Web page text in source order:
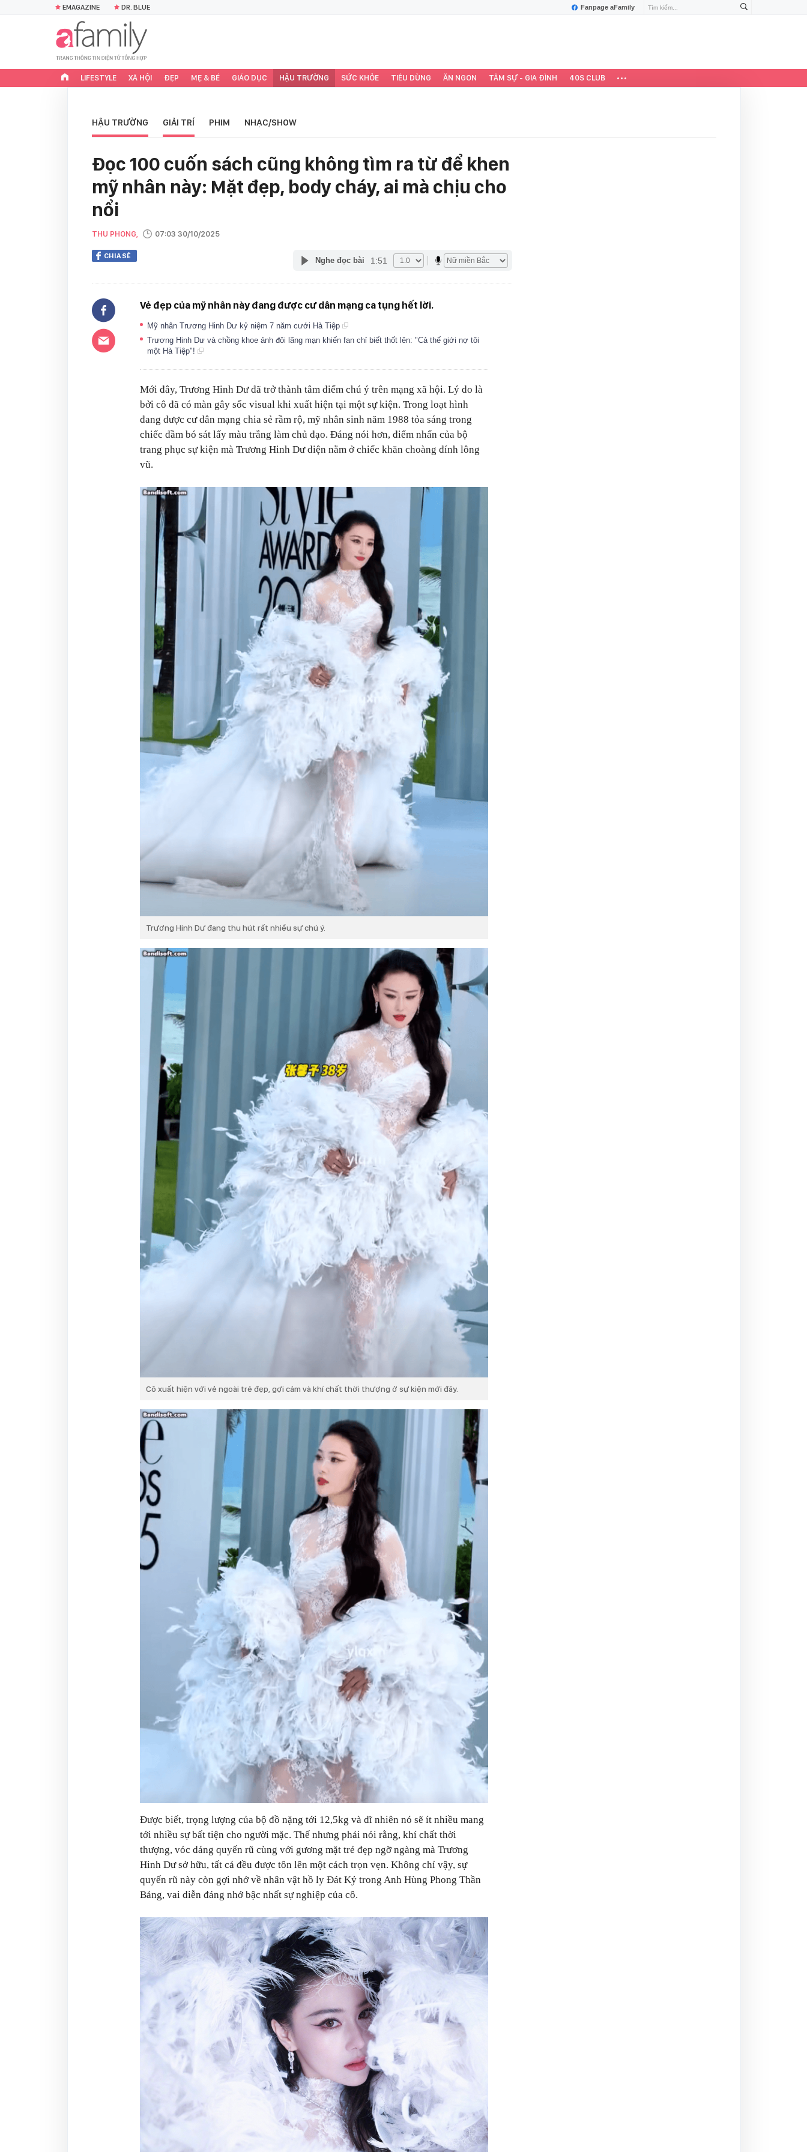
Fanpage aFamily
EMAGAZINE DR. BLUE
LIFESTYLE XÃ HỘI ĐẸP MẸ & BÉ GIÁO DỤC HẬU TRƯỜNG SỨC KHỎE TIÊU DÙNG ĂN NGON TÂM SỰ - GIA ĐÌNH 40S CLUB
HẬU TRƯỜNG GIẢI TRÍ PHIM NHẠC/SHOW
Đọc 100 cuốn sách cũng không tìm ra từ để khen
mỹ nhân này: Mặt đẹp, body cháy, ai mà chịu cho
nổi
THU PHONG, 07:03 30/10/2025
CHIA SẺ Nghe đọc bài 1:51
Vẻ đẹp của mỹ nhân này đang được cư dân mạng ca tụng hết lời.
Mỹ nhân Trương Hinh Dư kỷ niệm 7 năm cưới Hà Tiệp
Trương Hinh Dư và chồng khoe ảnh đôi lãng mạn khiến fan chỉ biết thốt lên: "Cả thế giới nợ tôi
một Hà Tiệp"!
Mới đây, Trương Hinh Dư đã trở thành tâm điểm chú ý trên mạng xã hội. Lý do là
bởi cô đã có màn gây sốc visual khi xuất hiện tại một sự kiện. Trong loạt hình
đang được cư dân mạng chia sẻ rầm rộ, mỹ nhân sinh năm 1988 tỏa sáng trong
chiếc đầm bó sát lấy màu trắng làm chủ đạo. Đáng nói hơn, điểm nhấn của bộ
trang phục sự kiện mà Trương Hinh Dư diện nằm ở chiếc khăn choàng đính lông
vũ.
Trương Hinh Dư đang thu hút rất nhiều sự chú ý.
Cô xuất hiện với vẻ ngoài trẻ đẹp, gợi cảm và khí chất thời thượng ở sự kiện mới đây.
Được biết, trọng lượng của bộ đồ nặng tới 12,5kg và dĩ nhiên nó sẽ ít nhiều mang
tới nhiều sự bất tiện cho người mặc. Thế nhưng phải nói rằng, khí chất thời
thượng, vóc dáng quyến rũ cùng với gương mặt trẻ đẹp ngỡ ngàng mà Trương
Hinh Dư sở hữu, tất cả đều được tôn lên một cách trọn vẹn. Không chỉ vậy, sự
quyến rũ này còn gợi nhớ về nhân vật hồ ly Đát Kỷ trong Anh Hùng Phong Thần
Bảng, vai diễn đáng nhớ bậc nhất sự nghiệp của cô.